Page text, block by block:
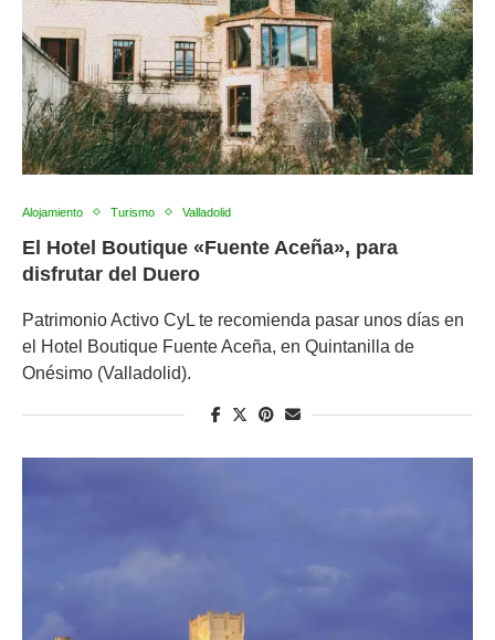
Alojamiento Turismo Valladolid
El Hotel Boutique «Fuente Aceña», para
disfrutar del Duero
Patrimonio Activo CyL te recomienda pasar unos días en
el Hotel Boutique Fuente Aceña, en Quintanilla de
Onésimo (Valladolid).